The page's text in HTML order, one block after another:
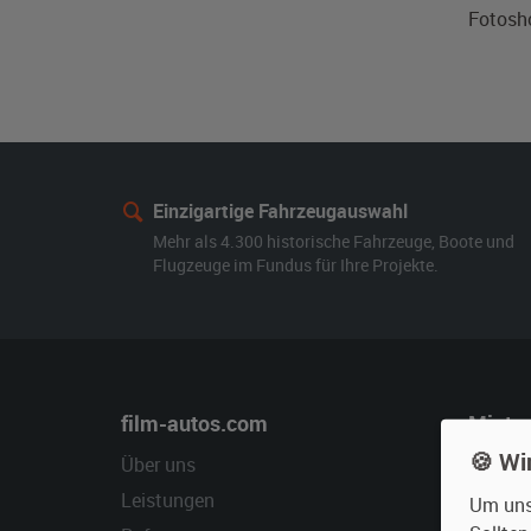
Einzigartige Fahrzeugauswahl
Mehr als 4.300 historische Fahrzeuge, Boote und
Flugzeuge im Fundus für Ihre Projekte.
film-autos.com
Über uns
Leistungen
🍪
Um